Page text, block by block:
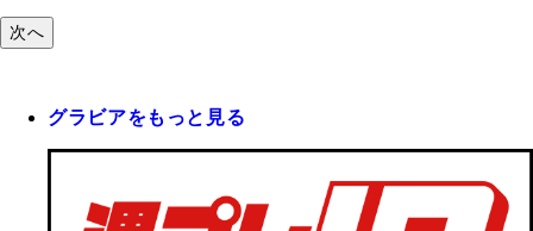
次へ
グラビアをもっと見る